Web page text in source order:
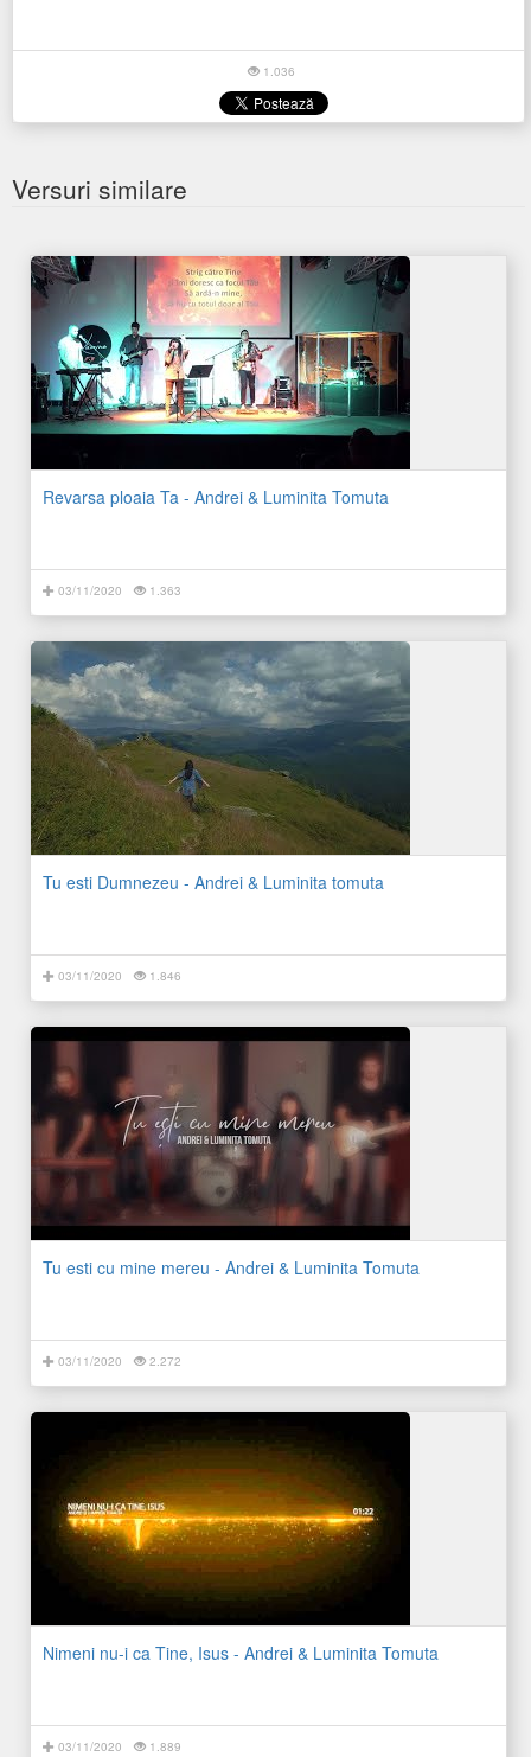
1.036
Versuri similare
Revarsa ploaia Ta - Andrei & Luminita Tomuta
03/11/2020 1.363
Tu esti Dumnezeu - Andrei & Luminita tomuta
03/11/2020 1.846
Tu esti cu mine mereu - Andrei & Luminita Tomuta
03/11/2020 2.272
Nimeni nu-i ca Tine, Isus - Andrei & Luminita Tomuta
03/11/2020 1.889